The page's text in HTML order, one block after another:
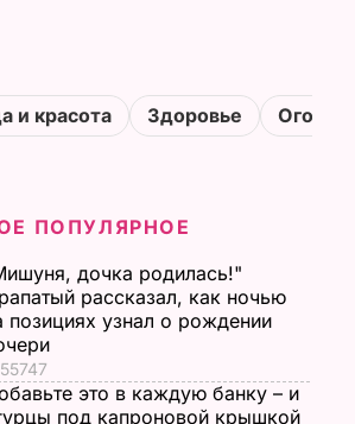
и красота Здоровье Огороды
ПОПУЛЯРНОЕ
дочка родилась!"
рассказал, как ночью
позициях узнал о рождении
55747
это в каждую банку – и
под капроновой крышкой